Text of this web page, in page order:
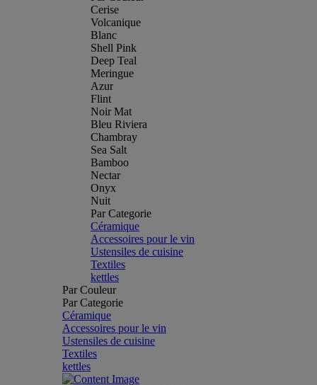
Cerise
Volcanique
Blanc
Shell Pink
Deep Teal
Meringue
Azur
Flint
Noir Mat
Bleu Riviera
Chambray
Sea Salt
Bamboo
Nectar
Onyx
Nuit
Par Categorie
Céramique
Accessoires pour le vin
Ustensiles de cuisine
Textiles
kettles
Par Couleur
Par Categorie
Céramique
Accessoires pour le vin
Ustensiles de cuisine
Textiles
kettles